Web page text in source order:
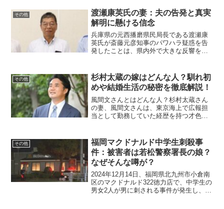
介します。司法制度の中で重要な役割を
果たしてきた渡邉氏の歩み...
その他
渡瀬康英氏の妻：夫の告発と真実
解明に懸ける信念
兵庫県の元西播磨県民局長である渡瀬康
英氏が斎藤元彦知事のパワハラ疑惑を告
発したことは、県内外で大きな反響を呼
に関心が寄せられています。その中で注
目を集めているのが...
その他
杉村太蔵の嫁はどんな人？馴れ初
めや結婚生活の秘密を徹底解説！
風間文さんとはどんな人？杉村太蔵さん
の妻、風間文さんは、東京海上で広報担
当として勤務していた経歴を持つ才色兼
した。実家は群馬県で、繊維業を営む
「双葉繊維グループ」の創業...
その他
福岡マクドナルド中学生刺殺事
件：被害者は若松警察署長の娘？
なぜそんな噂が？
2024年12月14日、福岡県北九州市小倉南
区のマクドナルド322徳力店で、中学生の
男女2人が男に刺される事件が発生し、15